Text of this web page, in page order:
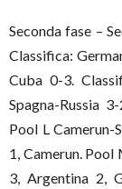
Seconda fase –
Classifica:
Cuba 0-3.
Spagna-Russia
Pool L Camerun-
1, Camerun.
3, Argentina 2,